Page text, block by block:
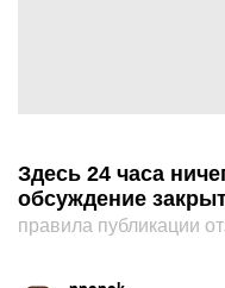
Здесь 24 часа
обсуждение
правила публикации